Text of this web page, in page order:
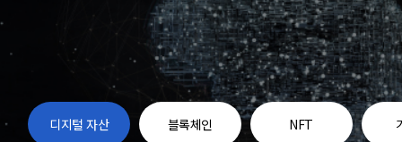
디지털 자산 블록체인 NFT